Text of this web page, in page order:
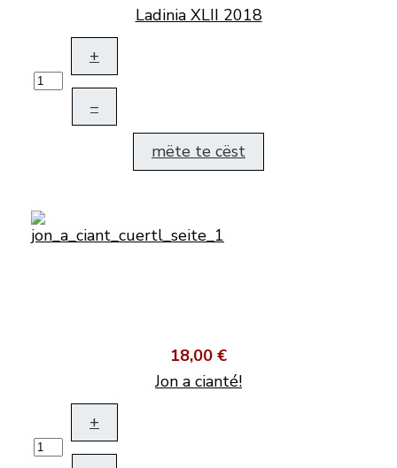
Ladinia XLII 2018
+
–
mëte te cëst
18,00 €
Jon a cianté!
+